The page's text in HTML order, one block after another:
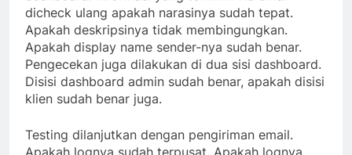
dicheck ulang apakah narasinya sudah tepat.
Apakah deskripsinya tidak membingungkan.
Apakah display name sender-nya sudah benar.
Pengecekan juga dilakukan di dua sisi dashboard.
Disisi dashboard admin sudah benar, apakah disisi
klien sudah benar juga.
Testing dilanjutkan dengan pengiriman email.